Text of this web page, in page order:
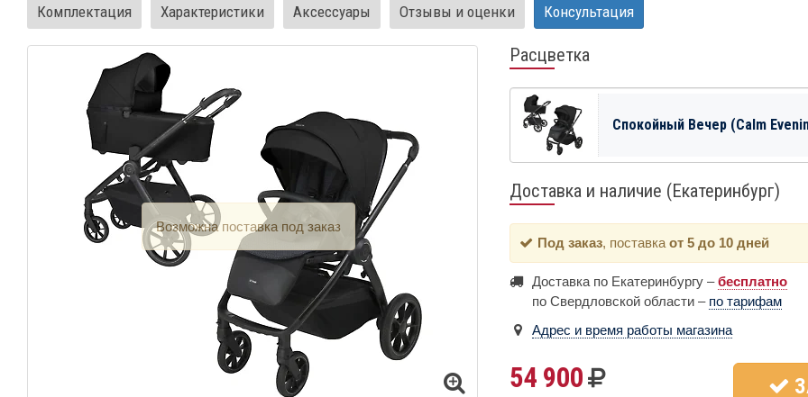
Комплектация Характеристики Аксессуары Отзывы и оценки Консультация
Расцветка
Спокойный Вечер (Calm
Доставка и наличие (Екатеринбург)
Под заказ, поставка от 5 до 10 дней
Доставка по Екатеринбургу –бесплатно
по Свердловской области – по тарифам
Адрес и время работы магазина
54 900